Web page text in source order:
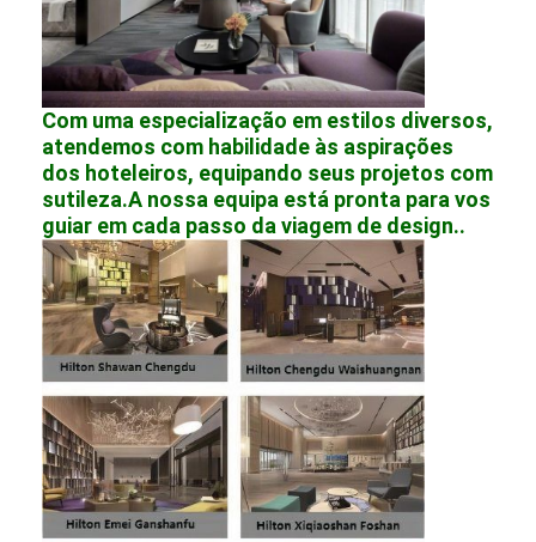
Com uma especialização em estilos diversos,
atendemos com habilidade às aspirações
dos hoteleiros, equipando seus projetos com
sutileza.A nossa equipa está pronta para vos
guiar em cada passo da viagem de design..